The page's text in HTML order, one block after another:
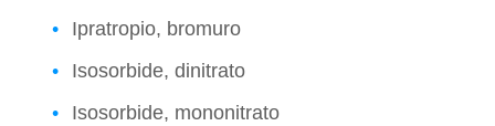
Ipratropio, bromuro
Isosorbide, dinitrato
Isosorbide, mononitrato